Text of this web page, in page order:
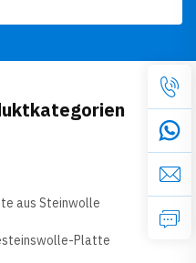
aus Steinwolle
Platte